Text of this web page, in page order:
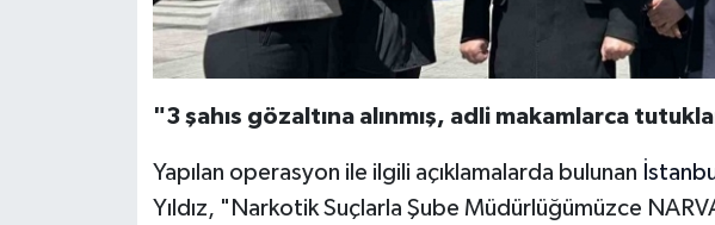
"3 şahıs gözaltına alınmış, adli makamlarca
Yapılan operasyon ile ilgili açıklamalarda bulunan
Yıldız, "Narkotik Suçlarla Şube Müdürlüğümüzce